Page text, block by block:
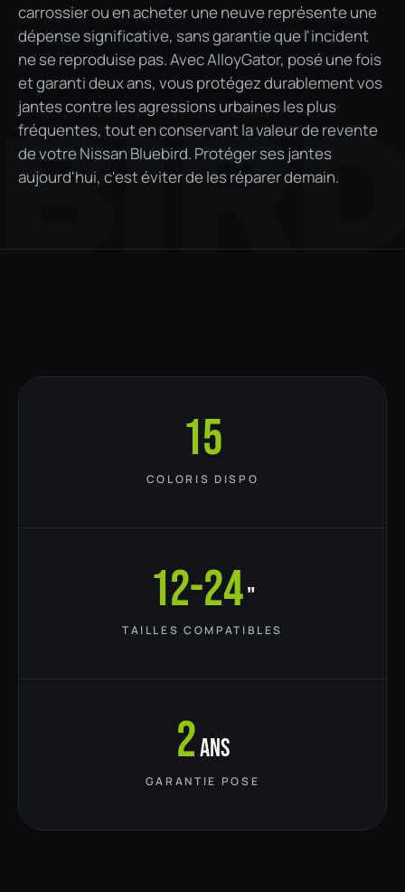
carrossier ou en acheter une neuve représente une
dépense significative, sans garantie que l'incident
ne se reproduise pas. Avec AlloyGator, posé une fois
et garanti deux ans, vous protégez durablement vos
jantes contre les agressions urbaines les plus
fréquentes, tout en conservant la valeur de revente
de votre Nissan Bluebird. Protéger ses jantes
aujourd'hui, c'est éviter de les réparer demain.
15
COLORIS DISPO
12-24"
TAILLES COMPATIBLES
2ans
GARANTIE POSE